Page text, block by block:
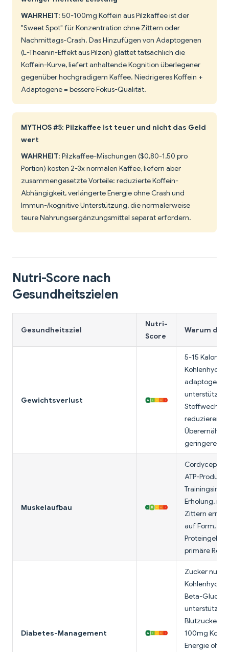
WAHRHEIT: 50-100mg Koffein aus Pilzkaffee ist der
"Sweet Spot" für Konzentration ohne Zittern oder
Nachmittags-Crash. Das Hinzufügen von Adaptogenen
(L-Theanin-Effekt aus Pilzen) glättet tatsächlich die
Koffein-Kurve, liefert anhaltende Kognition überlegener
gegenüber hochgradigem Kaffee. Niedrigeres Koffein +
Adaptogene = bessere Fokus-Qualität.
MYTHOS #5: Pilzkaffee ist teuer und nicht das Geld
wert
WAHRHEIT: Pilzkaffee-Mischungen ($0,80-1,50 pro
Portion) kosten 2-3x normalen Kaffee, liefern aber
zusammengesetzte Vorteile: reduzierte Koffein-
Abhängigkeit, verlängerte Energie ohne Crash und
Immun-/kognitive Unterstützung, die normalerweise
teure Nahrungsergänzungsmittel separat erfordern.
Nutri-Score nach
Gesundheitszielen
Gesundheitsziel
Nutri-
Score
Warum
Gewichtsverlust
5-15
adaptogene
unterstützen
reduzieren
geringere
Muskelaufbau
Cordyceps-
ATP-
Erholung,
Zittern
auf Form,
primäre Rolle.
Diabetes-Management
Zucker null,
Beta-
unterstützen
100mg
Energie ohne